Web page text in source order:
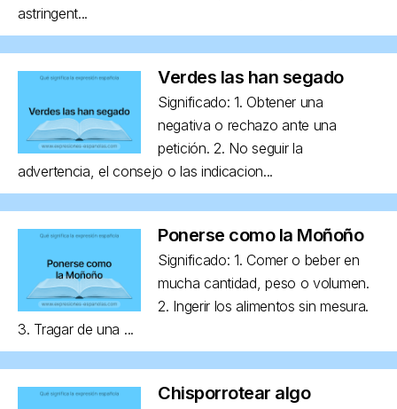
astringent...
Verdes las han segado
Significado: 1. Obtener una
negativa o rechazo ante una
petición. 2. No seguir la
advertencia, el consejo o las indicacion...
Ponerse como la Moñoño
Significado: 1. Comer o beber en
mucha cantidad, peso o volumen.
2. Ingerir los alimentos sin mesura.
3. Tragar de una ...
Chisporrotear algo